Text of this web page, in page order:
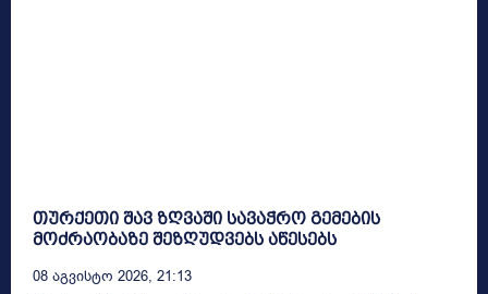
თურქეთი შავ ზღვაში სავაჭრო გემების
მოძრაობაზე შეზღუდვებს აწესებს
08 Აგვისტო 2026, 21:13